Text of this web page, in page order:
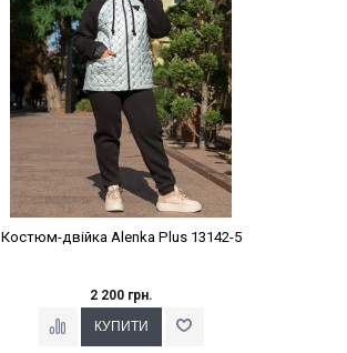
Костюм-двійка Alenka Plus 13142-5
2 200 грн.